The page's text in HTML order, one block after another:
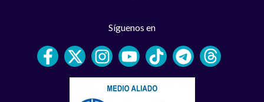
Síguenos en